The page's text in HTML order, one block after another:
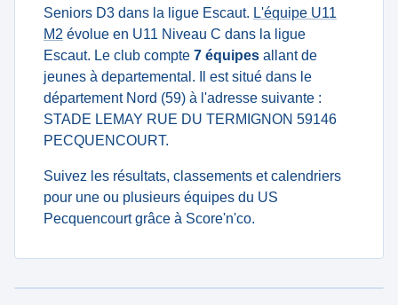
Seniors D3 dans la ligue Escaut. L'équipe U11
M2 évolue en U11 Niveau C dans la ligue
Escaut. Le club compte 7 équipes allant de
jeunes à departemental. Il est situé dans le
département Nord (59) à l'adresse suivante :
STADE LEMAY RUE DU TERMIGNON 59146
PECQUENCOURT.
Suivez les résultats, classements et calendriers
pour une ou plusieurs équipes du US
Pecquencourt grâce à Score'n'co.